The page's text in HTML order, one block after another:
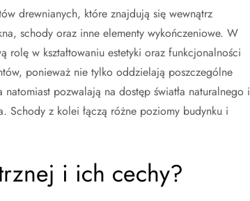
drewnianych, które znajdują się wewnątrz
schody oraz inne elementy wykończeniowe. W
rolę w kształtowaniu estetyki oraz funkcjonalności
ponieważ nie tylko oddzielają poszczególne
pozwalają na dostęp światła naturalnego i
Schody z kolei łączą różne poziomy budynku i
i ich cechy?